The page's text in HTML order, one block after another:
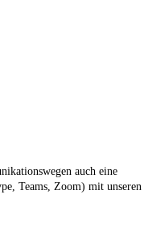
auch eine
Teams, Zoom) mit unseren